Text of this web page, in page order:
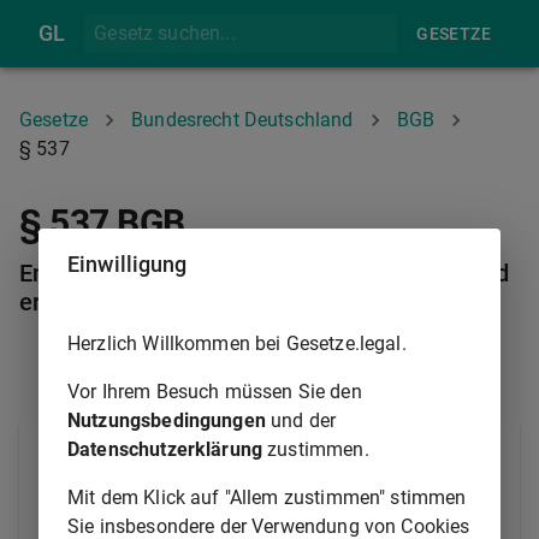
GL GESETZE
Gesetze Bundesrecht Deutschland
BGB
§ 537
§ 537 BGB
Entrichtung der Miete bei persönlicher Verhind
erung des Mieters
§ 536D
(1) Der Mieter wird von der Entrichtung der Miete
nicht dadurch befreit, dass er durch einen in seiner
Person liegenden Grund an der Ausübung seines
Einwilligung
Herzlich Willkommen bei Gesetze.legal.
Vor Ihrem Besuch müssen Sie den
Nutzungsbedingungenund der
Datenschutzerklärung zustimmen.
Mit dem Klick auf "Allem zustimmen" stimmen
Sie insbesondere der Verwendung von Cookies